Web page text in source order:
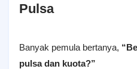
Pulsa
Banyak pemula bertanya,
pulsa dan kuota?”